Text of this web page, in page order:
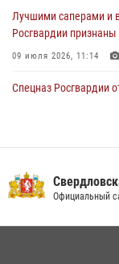
Лучшими саперами и
Росгвардии
09 июля 2026, 11:14
Спецназ Росгвардии
14 июля 2026, 11:06
Официальный